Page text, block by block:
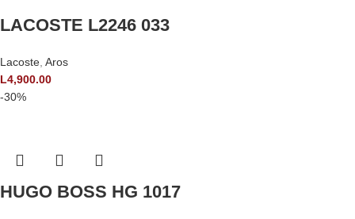
LACOSTE L2246 033
Lacoste Aros
L4,900.00
-30%
HUGO BOSS HG 1017